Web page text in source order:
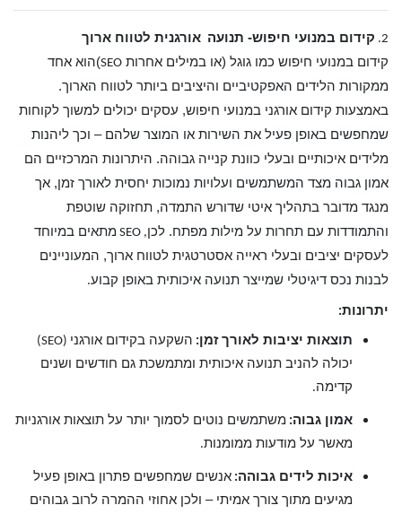
2. קידום במנועי חיפוש- תנועה אורגנית לטווח ארוך
קידום במנועי חיפוש כמו גוגל (או במילים אחרות SEO)הוא אחד
ממקורות הלידים האפקטיביים והיציבים ביותר לטווח הארוך.
באמצעות קידום אורגני במנועי חיפוש, עסקים יכולים למשוך לקוחות
שמחפשים באופן פעיל את השירות או המוצר שלהם – וכך ליהנות
מלידים איכותיים ובעלי כוונת קנייה גבוהה. היתרונות המרכזיים הם
אמון גבוה מצד המשתמשים ועלויות נמוכות יחסית לאורך זמן, אך
מנגד מדובר בתהליך איטי שדורש התמדה, תחזוקה שוטפת
והתמודדות עם תחרות על מילות מפתח. לכן, SEO
מתאים במיוחד
לעסקים יציבים ובעלי ראייה אסטרטגית לטווח ארוך, המעוניינים
לבנות נכס דיגיטלי שמייצר תנועה איכותית באופן קבוע.
יתרונות:
תוצאות יציבות לאורך זמן: השקעה בקידום אורגני (SEO)
יכולה להניב תנועה איכותית ומתמשכת גם חודשים ושנים
קדימה.
אמון גבוה: משתמשים נוטים לסמוך יותר על תוצאות אורגניות
מאשר על מודעות ממומנות.
איכות לידים גבוהה: אנשים שמחפשים פתרון באופן פעיל
מגיעים מתוך צורך אמיתי – ולכן אחוזי ההמרה לרוב גבוהים